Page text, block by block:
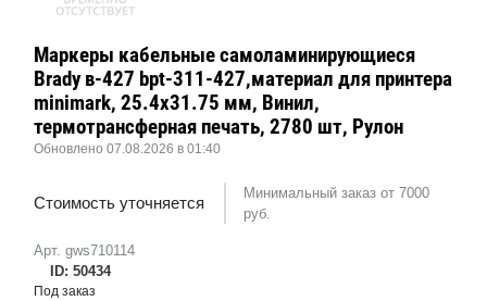
Арт. gws710114
ID: 50434
Маркеры кабельные самоламинирующиеся
Brady в-427 bpt-311-427,материал для принтера
minimark, 25.4x31.75 мм, Винил,
термотрансферная печать, 2780 шт, Рулон
Обновлено 07.08.2026 в 01:40
Стоимость уточняется
Минимальный заказ от 7000
руб.
Под заказ